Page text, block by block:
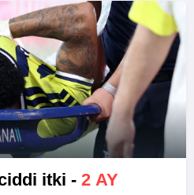
itki - 2 AY